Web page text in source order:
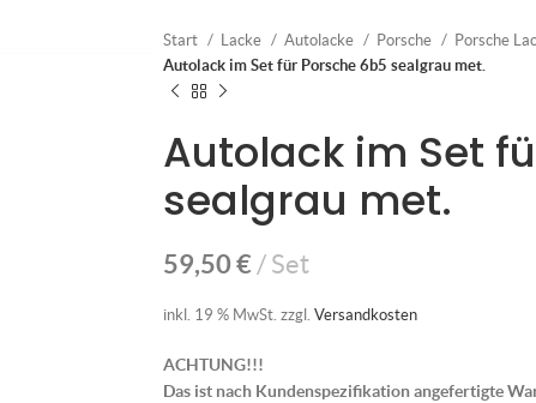
Start Lacke Autolacke Porsche
Porsche
Autolack im Set für Porsche 6b5 sealgrau met.
Autolack im Set
sealgrau met.
59,50€ Set
inkl. 19 % MwSt. zzgl. Versandkosten
ACHTUNG!!!
Das ist nach Kundenspezifikation angefertigte